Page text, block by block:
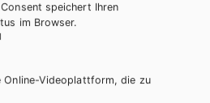
(DERZEIT IN KARENZ)
Karmel, MA
stephanie.karmel@hpt.at
speichert Ihren
im Browser.
Online-Videoplattform, die zu